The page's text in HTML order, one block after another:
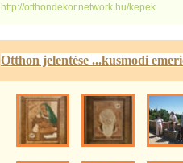
http://otthondekor.network.hu/kepek
Otthon jelentése ...kusmodi